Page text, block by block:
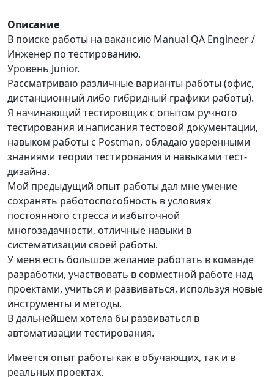
Описание
В поиске работы на вакансию Manual QA Engineer /
Инженер по тестированию.
Уровень Junior.
Рассматриваю различные варианты работы (офис,
дистанционный либо гибридный графики работы).
Я начинающий тестировщик с опытом ручного
тестирования и написания тестовой документации,
навыком работы с Postman, обладаю уверенными
знаниями теории тестирования и навыками тест-
дизайна.
Мой предыдущий опыт работы дал мне умение
сохранять работоспособность в условиях
постоянного стресса и избыточной
многозадачности, отличные навыки в
систематизации своей работы.
У меня есть большое желание работать в команде
разработки, участвовать в совместной работе над
проектами, учиться и развиваться, используя новые
инструменты и методы.
В дальнейшем хотела бы развиваться в
автоматизации тестирования.
Имеется опыт работы как в обучающих, так и в
реальных проектах.